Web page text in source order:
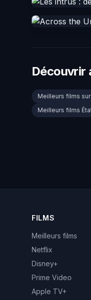
Découvrir
Meilleurs films
Meilleurs films
FILMS
Meilleurs films
Netflix
Disney+
Prime Video
Apple TV+